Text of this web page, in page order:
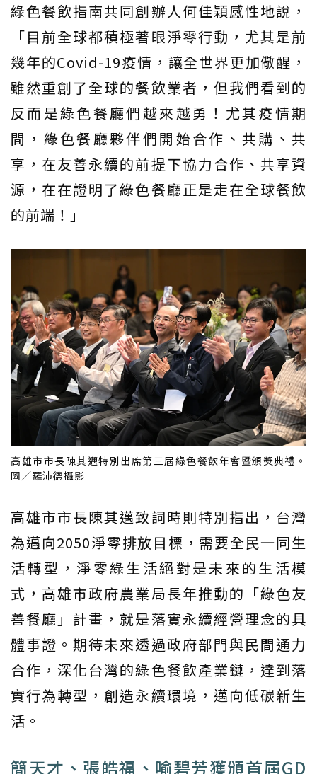
綠色餐飲指南共同創辦人何佳穎感性地說，
「目前全球都積極著眼淨零行動，尤其是前
幾年的Covid-19疫情，讓全世界更加儆醒，
雖然重創了全球的餐飲業者，但我們看到的
反而是綠色餐廳們越來越勇！尤其疫情期
間，綠色餐廳夥伴們開始合作、共購、共
享，在友善永續的前提下協力合作、共享資
源，在在證明了綠色餐廳正是走在全球餐飲
的前端！」
高雄市市長陳其邁特別出席第三屆綠色餐飲年會暨頒獎典禮。
圖／羅沛德攝影
高雄市市長陳其邁致詞時則特別指出，台灣
為邁向2050淨零排放目標，需要全民一同生
活轉型，淨零綠生活絕對是未來的生活模
式，高雄市政府農業局長年推動的「綠色友
善餐廳」計畫，就是落實永續經營理念的具
體事證。期待未來透過政府部門與民間通力
合作，深化台灣的綠色餐飲產業鏈，達到落
實行為轉型，創造永續環境，邁向低碳新生
活。
簡天才、張皓福、喻碧芳獲頒首屆GD